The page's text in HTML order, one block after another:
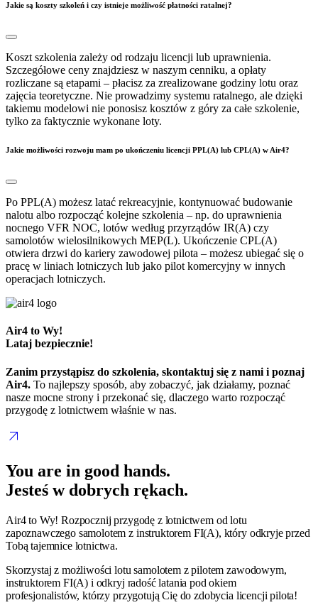
Jakie są koszty szkoleń i czy istnieje możliwość płatności ratalnej?
Koszt szkolenia zależy od rodzaju licencji lub uprawnienia.
Szczegółowe ceny znajdziesz w naszym cenniku, a opłaty
rozliczane są etapami – płacisz za zrealizowane godziny lotu oraz
zajęcia teoretyczne. Nie prowadzimy systemu ratalnego, ale dzięki
takiemu modelowi nie ponosisz kosztów z góry za całe szkolenie,
tylko za faktycznie wykonane loty.
Jakie możliwości rozwoju mam po ukończeniu licencji PPL(A) lub CPL(A) w Air4?
Po PPL(A) możesz latać rekreacyjnie, kontynuować budowanie
nalotu albo rozpocząć kolejne szkolenia – np. do uprawnienia
nocnego VFR NOC, lotów według przyrządów IR(A) czy
samolotów wielosilnikowych MEP(L). Ukończenie CPL(A)
otwiera drzwi do kariery zawodowej pilota – możesz ubiegać się o
pracę w liniach lotniczych lub jako pilot komercyjny w innych
operacjach lotniczych.
Air4 to Wy!
Lataj bezpiecznie!
Zanim przystąpisz do szkolenia, skontaktuj się z nami i poznaj
Air4. To najlepszy sposób, aby zobaczyć, jak działamy, poznać
nasze mocne strony i przekonać się, dlaczego warto rozpocząć
przygodę z lotnictwem właśnie w nas.
arrow_outward
You are in good hands.
Jesteś w dobrych rękach.
Air4 to Wy! Rozpocznij przygodę z lotnictwem od lotu
zapoznawczego samolotem z instruktorem FI(A), który odkryje przed
Tobą tajemnice lotnictwa.
Skorzystaj z możliwości lotu samolotem z pilotem zawodowym,
instruktorem FI(A) i odkryj radość latania pod okiem
profesjonalistów, którzy przygotują Cię do zdobycia licencji pilota!